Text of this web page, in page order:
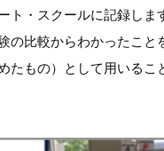
・スクールに記録しま
比較からわかったこと
もの）として用いるこ